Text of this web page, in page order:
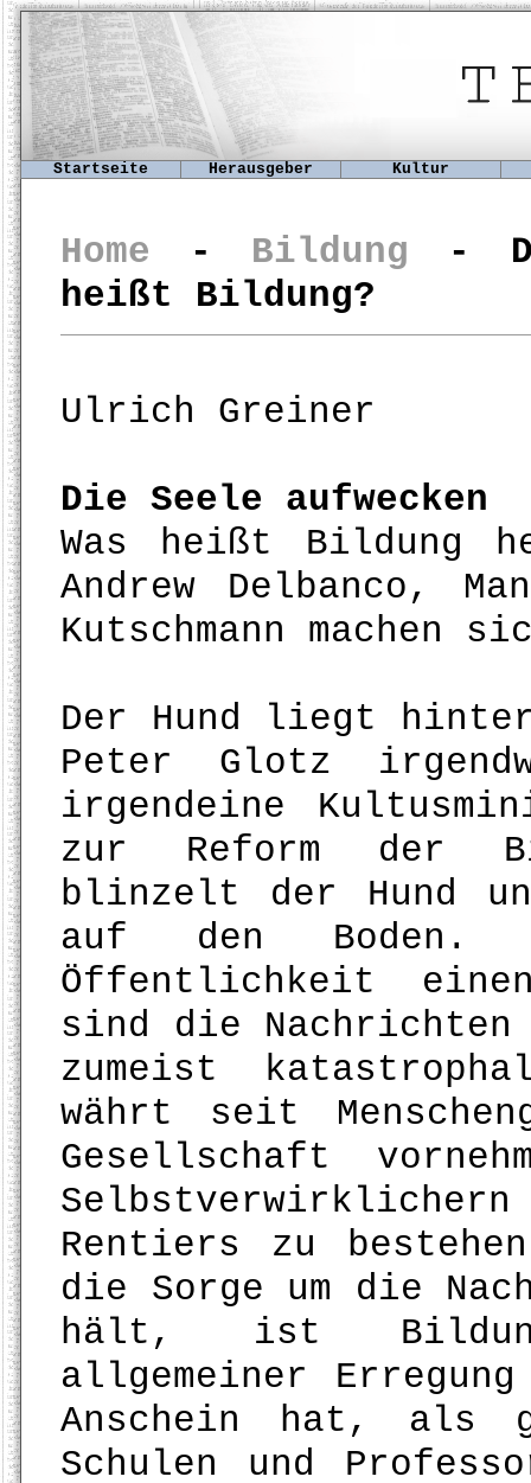
Startseite Herausgeber Kultur
Home - Bildung -
heißt Bildung?
Ulrich Greiner
Die Seele aufwecken
Was heißt Bildung
Andrew Delbanco,
Kutschmann machen
Der Hund liegt hinter
Peter Glotz
irgendeine
zur Reform der
blinzelt der Hund
auf den Boden.
Öffentlichkeit
sind die Nachrichten
zumeist
währt seit
Gesellschaft
Selbstverwirklichern
Rentiers zu
die Sorge um die
hält, ist
allgemeiner
Anschein hat, als
Schulen und